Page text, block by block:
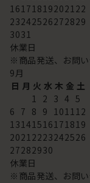
16171819202122
23242526272829
3031
休業日
※商品発送、お問い
9月
日 月 火 水 木 金 土
1 2 3 4 5
6 7 8 9 101112
13141516171819
20212223242526
27282930
休業日
※商品発送、お問い